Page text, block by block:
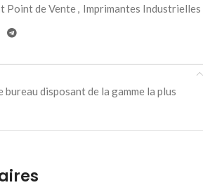
Point de Vente, Imprimantes Industrielles
disposant de la gamme la plus